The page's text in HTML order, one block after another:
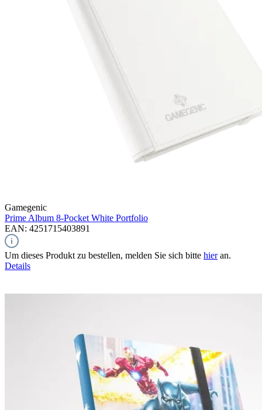
Gamegenic
Prime Album 8-Pocket White Portfolio
EAN: 4251715403891
Um dieses Produkt zu bestellen, melden Sie sich bitte hieran.
Details